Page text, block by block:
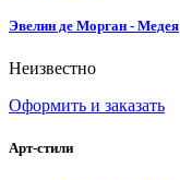
Эвелин де Морган - Медея
Неизвестно
Оформить и заказать
Арт-стили